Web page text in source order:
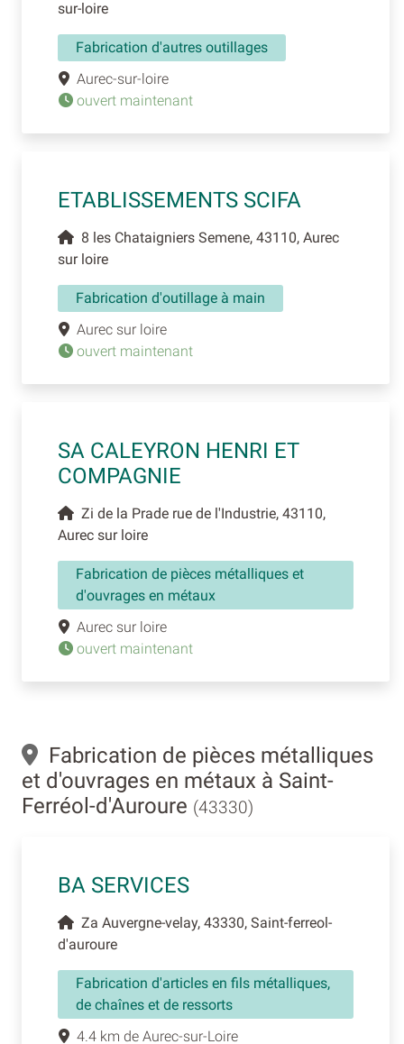
sur-loire
Fabrication d'autres outillages
Aurec-sur-loire
ouvert maintenant
ETABLISSEMENTS SCIFA
8 les Chataigniers Semene, 43110, Aurec
sur loire
Fabrication d'outillage à main
Aurec sur loire
ouvert maintenant
SA CALEYRON HENRI ET
COMPAGNIE
Zi de la Prade rue de l'Industrie, 43110,
Aurec sur loire
Fabrication de pièces métalliques et
d'ouvrages en métaux
Aurec sur loire
ouvert maintenant
Fabrication de pièces métalliques
et d'ouvrages en métaux à Saint-
Ferréol-d'Auroure (43330)
BA SERVICES
Za Auvergne-velay, 43330, Saint-ferreol-
d'auroure
Fabrication d'articles en fils métalliques,
de chaînes et de ressorts
4.4 km de Aurec-sur-Loire